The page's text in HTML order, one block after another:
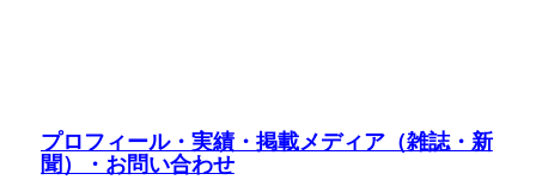
プロフィール・実績・掲載メディア（雑誌・新
聞）・お問い合わせ